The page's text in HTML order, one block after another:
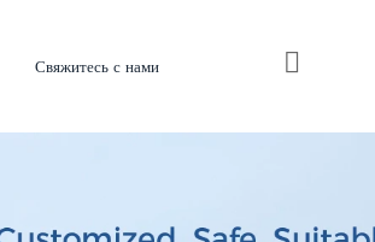
Свяжитесь с нами